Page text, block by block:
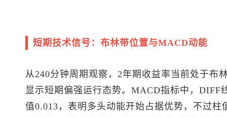
短期技术信号：布林带位置与MACD动能
从240分钟周期观察，2年期收益率当前处于布
显示短期偏强运行态势。MACD指标中，DIFF
值0.013，表明多头动能开始占据优势，不过